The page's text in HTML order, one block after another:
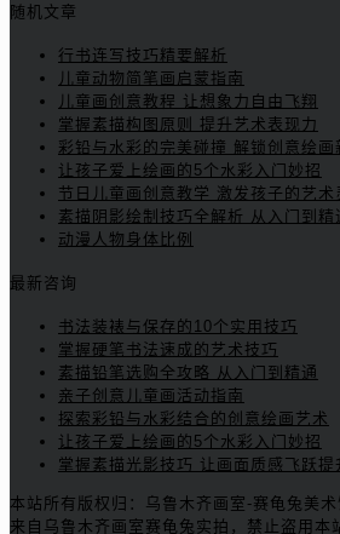
随机文章
行书连写技巧精要解析
儿童动物简笔画启蒙指南
儿童画创意教程 让想象力自由飞翔
掌握素描构图原则 提升艺术表现力
彩铅与水彩的完美碰撞 解锁创意绘画
让孩子爱上绘画的5个水彩入门妙招
节日儿童画创意教学 激发孩子的艺术
素描阴影绘制技巧全解析 从入门到精
动漫人物身体比例
最新咨询
书法装裱与保存的10个实用技巧
掌握硬笔书法速成的艺术技巧
素描铅笔选购全攻略 从入门到精通
亲子创意儿童画活动指南
探索彩铅与水彩结合的创意绘画艺术
让孩子爱上绘画的5个水彩入门妙招
掌握素描光影技巧 让画面质感飞跃提
本站所有版权归：乌鲁木齐画室-赛龟兔美
来自乌鲁木齐画室赛龟兔实拍，禁止盗用本